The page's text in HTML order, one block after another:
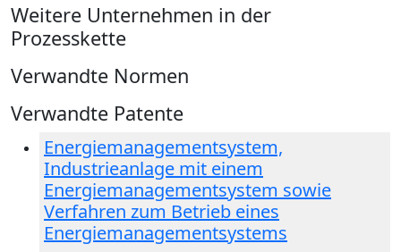
Weitere Unternehmen in der
Prozesskette
Verwandte Normen
Verwandte Patente
Energiemanagementsystem,
Industrieanlage mit einem
Energiemanagementsystem sowie
Verfahren zum Betrieb eines
Energiemanagementsystems